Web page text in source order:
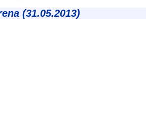
(31.05.2013)